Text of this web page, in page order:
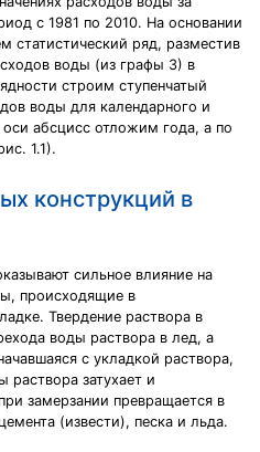
с 1981 по 2010. На основании
статистический ряд, разместив
воды (из графы 3) в
строим ступенчатый
воды для календарного и
оси абсцисс отложим года, а по
1.1).
конструкций в
сильное влияние на
происходящие в
Твердение раствора в
воды раствора в лед, а
с укладкой раствора,
раствора затухает и
замерзании превращается в
(извести), песка и льда.